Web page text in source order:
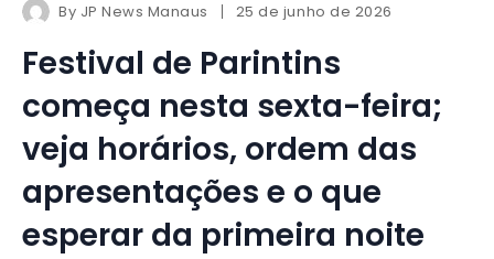
By JP News Manaus 25 de junho de 2026
Festival de Parintins
começa nesta sexta-feira;
veja horários, ordem das
apresentações e o que
esperar da primeira noite